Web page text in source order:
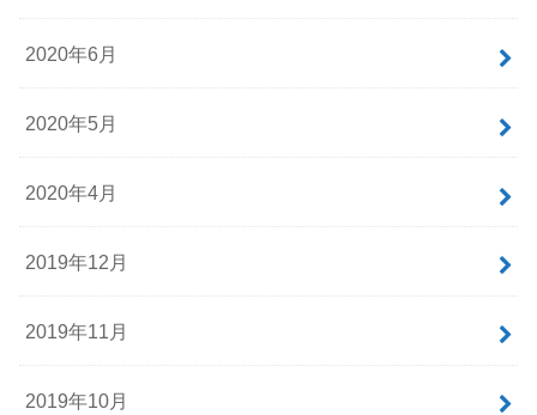
2020年6月
2020年5月
2020年4月
2019年12月
2019年11月
2019年10月